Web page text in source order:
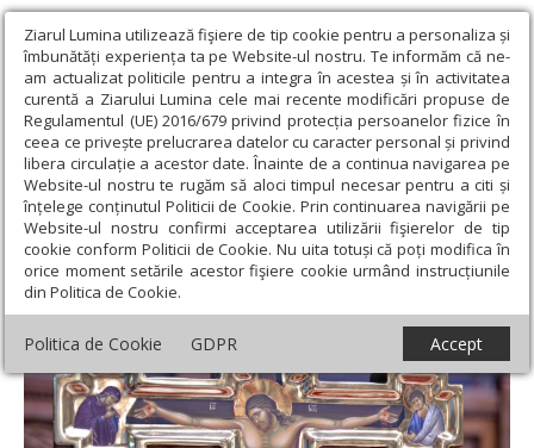
Ziarul Lumina utilizează fişiere de tip cookie pentru a personaliza și
îmbunătăți experiența ta pe Website-ul nostru. Te informăm că ne-
am actualizat politicile pentru a integra în acestea și în activitatea
curentă a Ziarului Lumina cele mai recente modificări propuse de
Regulamentul (UE) 2016/679 privind protecția persoanelor fizice în
ceea ce privește prelucrarea datelor cu caracter personal și privind
libera circulație a acestor date. Înainte de a continua navigarea pe
Website-ul nostru te rugăm să aloci timpul necesar pentru a citi și
înțelege conținutul Politicii de Cookie. Prin continuarea navigării pe
Website-ul nostru confirmi acceptarea utilizării fişierelor de tip
cookie conform Politicii de Cookie. Nu uita totuși că poți modifica în
orice moment setările acestor fişiere cookie urmând instrucțiunile
din Politica de Cookie.
Politica de Cookie GDPR Accept
Ziarul Lumina › Teologie și spiritualitate › Evanghelia zilei ›
Matei 13, 36-43 (Pilda neghinei)
Matei 13, 36-43 (Pilda neghinei)